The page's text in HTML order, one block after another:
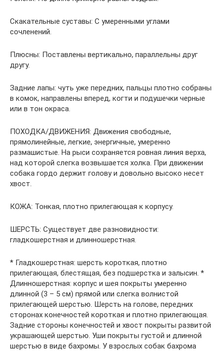
Скакательные суставы: С умеренными углами
сочленений.
Плюсны: Поставлены вертикально, параллельны друг
другу.
Задние лапы: чуть уже передних, пальцы плотно собраны
в комок, направлены вперед, когти и подушечки черные
или в тон окраса.
ПОХОДКА/ДВИЖЕНИЯ: Движения свободные,
прямолинейные, легкие, энергичные, умеренно
размашистые. На рыси сохраняется ровная линия верха,
над которой слегка возвышается холка. При движении
собака гордо держит голову и довольно высоко несет
хвост.
КОЖА: Тонкая, плотно прилегающая к корпусу.
ШЕРСТЬ: Существует две разновидности:
гладкошерстная и длинношерстная.
* Гладкошерстная: шерсть короткая, плотно
прилегающая, блестящая, без подшерстка и залысин. *
Длинношерстная: корпус и шея покрыты умеренно
длинной (3 – 5 см) прямой или слегка волнистой
прилегающей шерстью. Шерсть на голове, передних
сторонах конечностей короткая и плотно прилегающая.
Задние стороны конечностей и хвост покрыты развитой
украшающей шерстью. Уши покрыты густой и длинной
шерстью в виде бахромы. У взрослых собак бахрома